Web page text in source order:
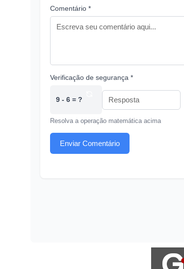
Comentário *
Verificação de segurança *
9 - 6 = ?
Resolva a operação matemática acima
Enviar Comentário